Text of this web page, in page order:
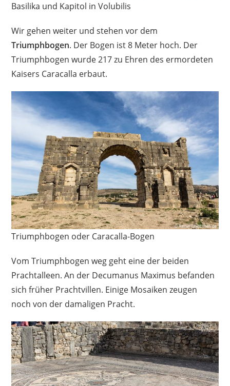
Basilika und Kapitol in Volubilis
Wir gehen weiter und stehen vor dem
Triumphbogen. Der Bogen ist 8 Meter hoch. Der
Triumphbogen wurde 217 zu Ehren des ermordeten
Kaisers Caracalla erbaut.
Triumphbogen oder Caracalla-Bogen
Vom Triumphbogen weg geht eine der beiden
Prachtalleen. An der Decumanus Maximus befanden
sich früher Prachtvillen. Einige Mosaiken zeugen
noch von der damaligen Pracht.